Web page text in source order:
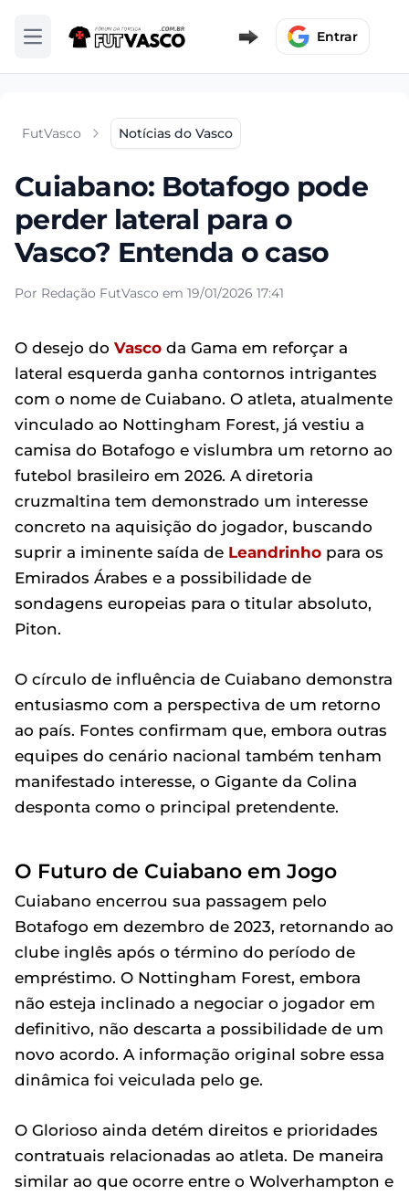
Abrir menu Entrar
FutVasco Notícias do Vasco
Cuiabano: Botafogo pode
perder lateral para o
Vasco? Entenda o caso
Por Redação FutVasco em 19/01/2026 17:41
O desejo do Vasco da Gama em reforçar a
lateral esquerda ganha contornos intrigantes
com o nome de Cuiabano. O atleta, atualmente
vinculado ao Nottingham Forest, já vestiu a
camisa do Botafogo e vislumbra um retorno ao
futebol brasileiro em 2026. A diretoria
cruzmaltina tem demonstrado um interesse
concreto na aquisição do jogador, buscando
suprir a iminente saída de Leandrinho para os
Emirados Árabes e a possibilidade de
sondagens europeias para o titular absoluto,
Piton.
O círculo de influência de Cuiabano demonstra
entusiasmo com a perspectiva de um retorno
ao país. Fontes confirmam que, embora outras
equipes do cenário nacional também tenham
manifestado interesse, o Gigante da Colina
desponta como o principal pretendente.
O Futuro de Cuiabano em Jogo
Cuiabano encerrou sua passagem pelo
Botafogo em dezembro de 2023, retornando ao
clube inglês após o término do período de
empréstimo. O Nottingham Forest, embora
não esteja inclinado a negociar o jogador em
definitivo, não descarta a possibilidade de um
novo acordo. A informação original sobre essa
dinâmica foi veiculada pelo ge.
O Glorioso ainda detém direitos e prioridades
contratuais relacionadas ao atleta. De maneira
similar ao que ocorre entre o Wolverhampton e